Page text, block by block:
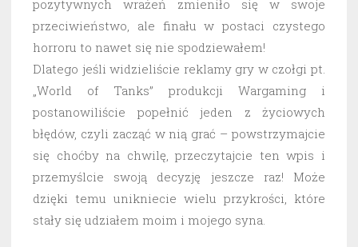
pozytywnych wrażeń zmieniło się w swoje
przeciwieństwo, ale finału w postaci czystego
horroru to nawet się nie spodziewałem!
Dlatego jeśli widzieliście reklamy gry w czołgi pt.
„World of Tanks” produkcji Wargaming i
postanowiliście popełnić jeden z życiowych
błędów, czyli zacząć w nią grać – powstrzymajcie
się choćby na chwilę, przeczytajcie ten wpis i
przemyślcie swoją decyzję jeszcze raz! Może
dzięki temu unikniecie wielu przykrości, które
stały się udziałem moim i mojego syna.